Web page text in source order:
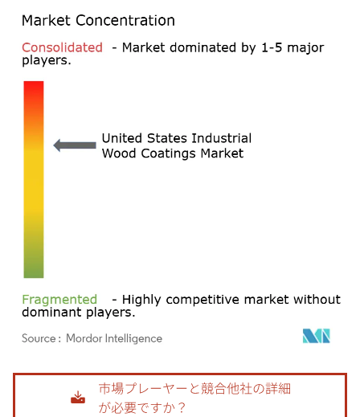
画像 © Mordor Intelligence。再利用にはCC BY 4.0の表示が必要です。